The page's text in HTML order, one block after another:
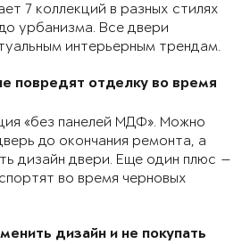
7 коллекций в разных стилях
урбанизма. Все двери
интерьерным трендам.
повредят отделку во время
«без панелей МДФ». Можно
до окончания ремонта, а
дизайн двери. Еще один плюс —
во время черновых
дизайн и не покупать